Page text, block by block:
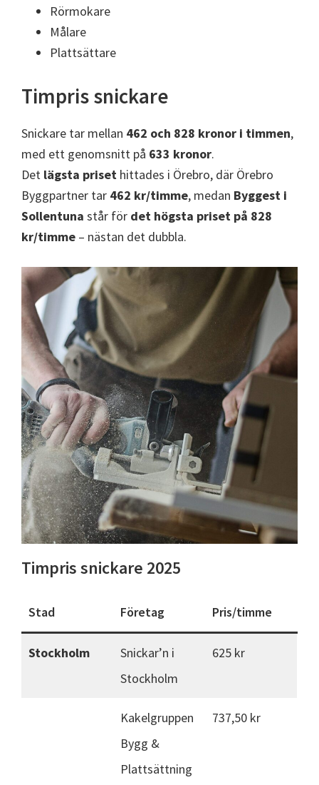
Rörmokare
Målare
Plattsättare
Timpris snickare
Snickare tar mellan 462 och 828 kronor i timmen,
med ett genomsnitt på 633 kronor.
Det lägsta priset hittades i Örebro, där Örebro
Byggpartner tar 462 kr/timme, medan Byggest i
Sollentuna står för det högsta priset på 828
kr/timme – nästan det dubbla.
Timpris snickare 2025
Stad Företag Pris/timme
Stockholm
Snickar’n i
Stockholm
625 kr
Kakelgruppen
Bygg &
Plattsättning
737,50 kr